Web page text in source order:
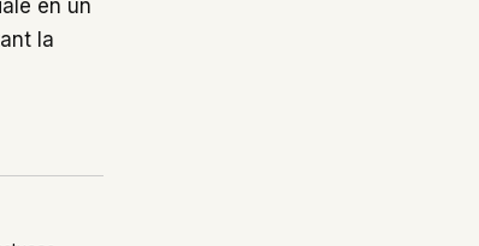
en un
la